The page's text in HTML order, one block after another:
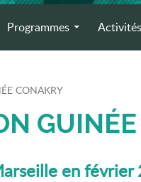
Programmes Activités
CONAKRY
en février